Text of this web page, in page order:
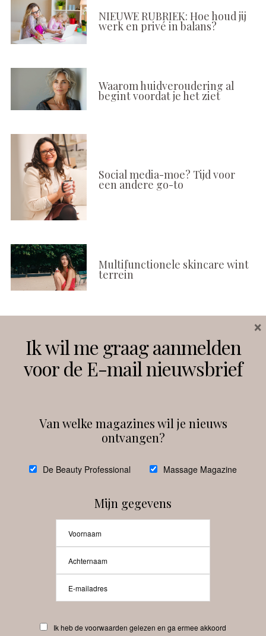
NIEUWE RUBRIEK: Hoe houd jij
werk en privé in balans?
Waarom huidveroudering al
begint voordat je het ziet
Social media-moe? Tijd voor
een andere go-to
Multifunctionele skincare wint
terrein
Instagram Facebook
debeautyprofessional
Beauty-Pro.nl
Ik wil me graag aanmelden
voor de E-mail nieuwsbrief
Van welke magazines wil je nieuws
ontvangen?
De Beauty Professional Massage Magazine
Mijn gegevens
Ik heb de voorwaarden gelezen en ga ermee akkoord
×